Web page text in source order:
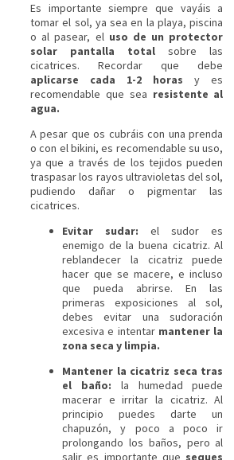
Es importante siempre que vayáis a
tomar el sol, ya sea en la playa, piscina
o al pasear, el uso de un protector
solar pantalla total sobre las
cicatrices. Recordar que debe
aplicarse cada 1-2 horas y es
recomendable que sea resistente al
agua.
A pesar que os cubráis con una prenda
o con el bikini, es recomendable su uso,
ya que a través de los tejidos pueden
traspasar los rayos ultravioletas del sol,
pudiendo dañar o pigmentar las
cicatrices.
Evitar sudar: el sudor es
enemigo de la buena cicatriz. Al
reblandecer la cicatriz puede
hacer que se macere, e incluso
que pueda abrirse. En las
primeras exposiciones al sol,
debes evitar una sudoración
excesiva e intentar mantener la
zona seca y limpia.
Mantener la cicatriz seca tras
el baño: la humedad puede
macerar e irritar la cicatriz. Al
principio puedes darte un
chapuzón, y poco a poco ir
prolongando los baños, pero al
salir es importante que seques